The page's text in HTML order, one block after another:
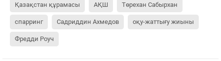
Қазақстан құрамасы АҚШ Төрехан Сабырхан
спарринг Садриддин Ахмедов оқу-жаттығу жиыны
Фредди Роуч